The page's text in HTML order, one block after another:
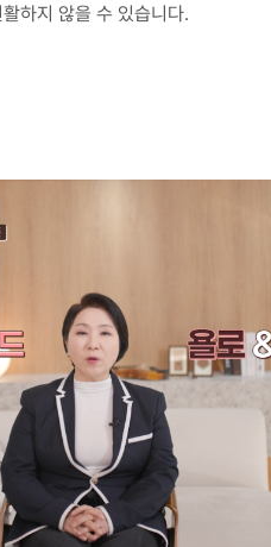
하지 않을 수 있습니다.